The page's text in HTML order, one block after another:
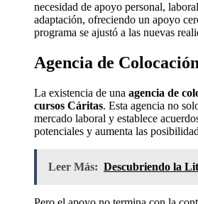
necesidad de apoyo personal,
adaptación, ofreciendo un apoyo
programa se ajustó a las nuevas
Agencia de
La existencia de una agencia de
cursos Cáritas. Esta agencia no
mercado laboral y establece
potenciales y aumenta las
Leer Más: Descubriendo la